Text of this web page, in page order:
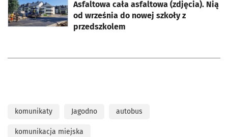
Asfaltowa cała asfaltowa (zdjęcia). Nią
od września do nowej szkoły z
przedszkolem
komunikaty Jagodno autobus
komunikacja miejska